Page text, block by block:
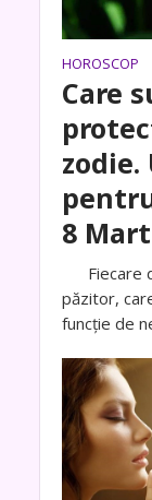
HOROSCOP
Care
8
Fiecare
păzitor,
funcție de